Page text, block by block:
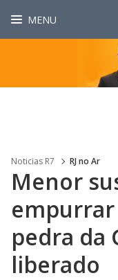
MENU
Noticias R7 RJ no Ar
Menor
pedra da
liberado